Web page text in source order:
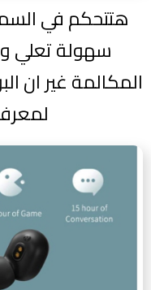
هتتحكم في
سهولة تعلي
المكالمة غير ان